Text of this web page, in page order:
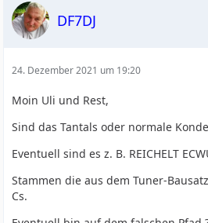
DF7DJ
24. Dezember 2021 um 19:20
Moin Uli und Rest,
Sind das Tantals oder normale
Eventuell sind es z. B. REICHELT
Stammen die aus dem Tuner-
Cs.